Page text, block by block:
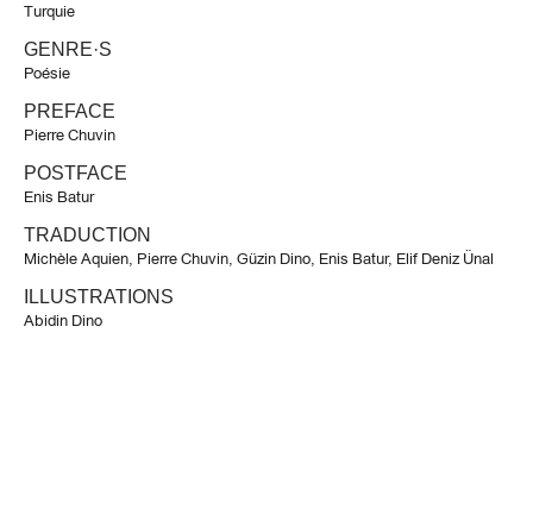
Turquie
GENRE·S
Poésie
PREFACE
Pierre Chuvin
POSTFACE
Enis Batur
TRADUCTION
Michèle Aquien Pierre Chuvin Güzin Dino Enis Batur, Elif Deniz Ünal
ILLUSTRATIONS
Abidin Dino